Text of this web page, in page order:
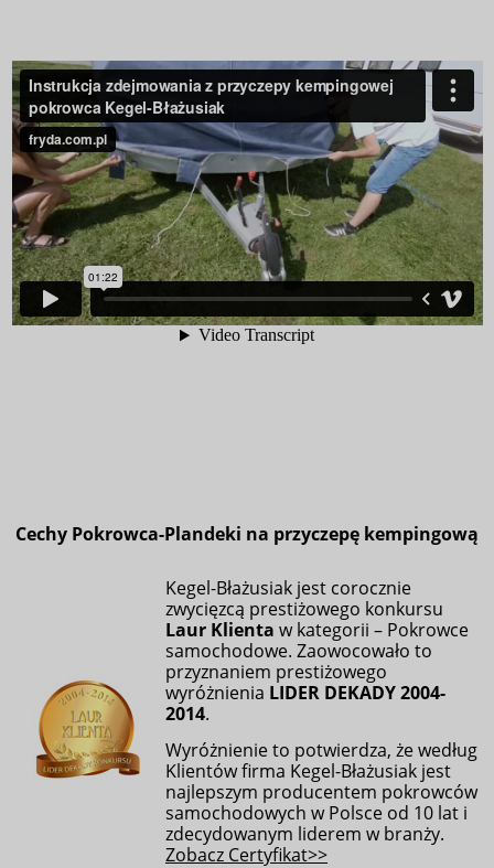
Cechy Pokrowca-Plandeki na przyczepę kempingową
Kegel-Błażusiak jest corocznie
zwycięzcą prestiżowego konkursu
Laur Klienta w kategorii – Pokrowce
samochodowe. Zaowocowało to
przyznaniem prestiżowego
wyróżnienia LIDER DEKADY 2004-
2014.
Wyróżnienie to potwierdza, że według
Klientów firma Kegel-Błażusiak jest
najlepszym producentem pokrowców
samochodowych w Polsce od 10 lat i
zdecydowanym liderem w branży.
Zobacz Certyfikat>>